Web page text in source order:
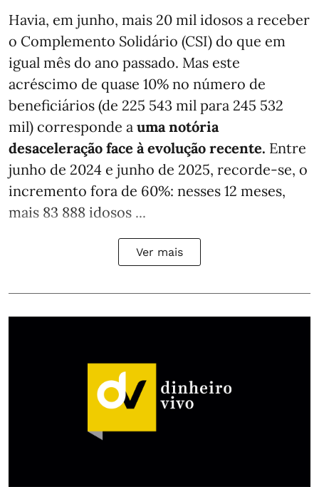
Havia, em junho, mais 20 mil idosos a receber
o Complemento Solidário (CSI) do que em
igual mês do ano passado. Mas este
acréscimo de quase 10% no número de
beneficiários (de 225 543 mil para 245 532
mil) corresponde a uma notória
desaceleração face à evolução recente. Entre
junho de 2024 e junho de 2025, recorde-se, o
incremento fora de 60%: nesses 12 meses,
mais 83 888 idosos ...
Ver mais